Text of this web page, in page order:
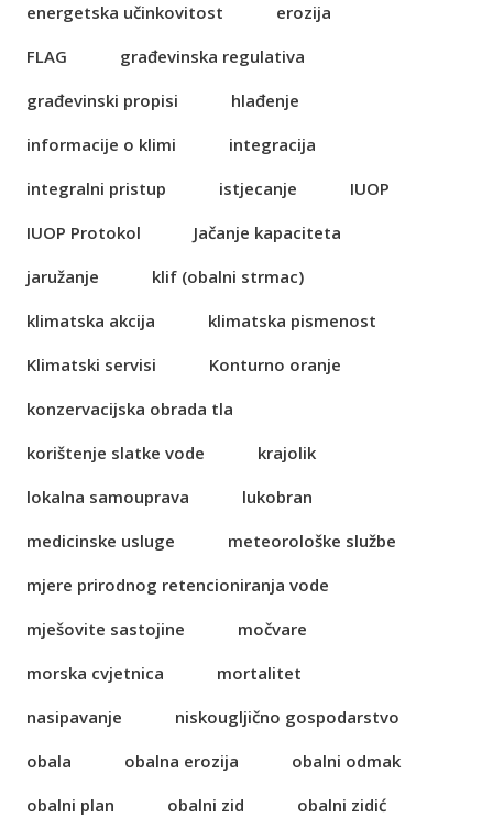
energetska učinkovitost
erozija
FLAG
građevinska regulativa
građevinski propisi
hlađenje
informacije o klimi
integracija
integralni pristup
istjecanje
IUOP
IUOP Protokol
Jačanje kapaciteta
jaružanje
klif (obalni strmac)
klimatska akcija
klimatska pismenost
Klimatski servisi
Konturno oranje
konzervacijska obrada tla
korištenje slatke vode
krajolik
lokalna samouprava
lukobran
medicinske usluge
meteorološke službe
mjere prirodnog retencioniranja vode
mješovite sastojine
močvare
morska cvjetnica
mortalitet
nasipavanje
niskougljično gospodarstvo
obala
obalna erozija
obalni odmak
obalni plan
obalni zid
obalni zidić